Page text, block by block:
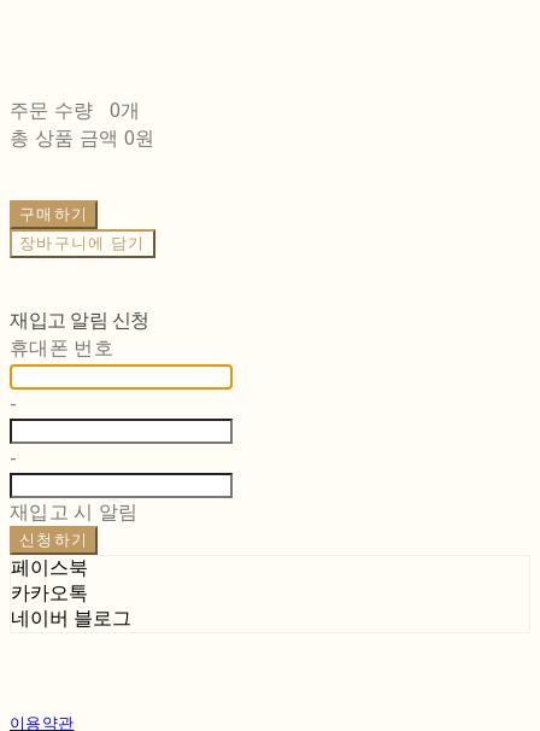
주문 수량
0개
총 상품 금액 0원
구매하기
장바구니에 담기
재입고 알림 신청
휴대폰 번호
-
-
재입고 시 알림
신청하기
페이스북
카카오톡
네이버 블로그
이용약관